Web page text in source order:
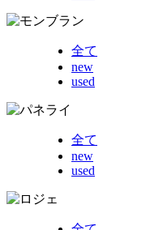
全て
new
used
全て
new
used